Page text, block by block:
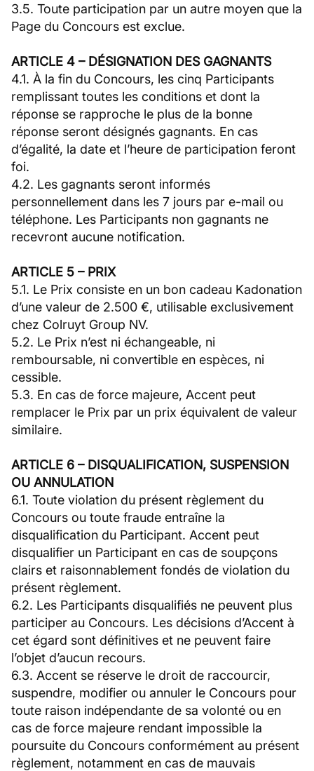
3.5. Toute participation par un autre moyen que la
Page du Concours est exclue.
ARTICLE 4 – DÉSIGNATION DES GAGNANTS
4.1. À la fin du Concours, les cinq Participants
remplissant toutes les conditions et dont la
réponse se rapproche le plus de la bonne
réponse seront désignés gagnants. En cas
d’égalité, la date et l’heure de participation feront
foi.
4.2. Les gagnants seront informés
personnellement dans les 7 jours par e-mail ou
téléphone. Les Participants non gagnants ne
recevront aucune notification.
ARTICLE 5 – PRIX
5.1. Le Prix consiste en un bon cadeau Kadonation
d’une valeur de 2.500 €, utilisable exclusivement
chez Colruyt Group NV.
5.2. Le Prix n’est ni échangeable, ni
remboursable, ni convertible en espèces, ni
cessible.
5.3. En cas de force majeure, Accent peut
remplacer le Prix par un prix équivalent de valeur
similaire.
ARTICLE 6 – DISQUALIFICATION, SUSPENSION
OU ANNULATION
6.1. Toute violation du présent règlement du
Concours ou toute fraude entraîne la
disqualification du Participant. Accent peut
disqualifier un Participant en cas de soupçons
clairs et raisonnablement fondés de violation du
présent règlement.
6.2. Les Participants disqualifiés ne peuvent plus
participer au Concours. Les décisions d’Accent à
cet égard sont définitives et ne peuvent faire
l’objet d’aucun recours.
6.3. Accent se réserve le droit de raccourcir,
suspendre, modifier ou annuler le Concours pour
toute raison indépendante de sa volonté ou en
cas de force majeure rendant impossible la
poursuite du Concours conformément au présent
règlement, notamment en cas de mauvais